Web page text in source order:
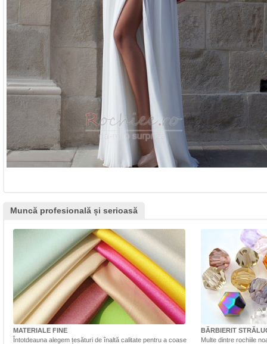
Muncă profesională și serioasă
MATERIALE FINE
Întotdeauna alegem țesături de înaltă calitate pentru a coase
BĂRBIERIT
Multe dintre rochiile